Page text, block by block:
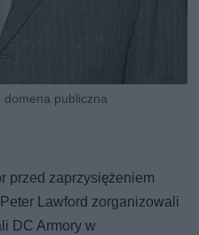
domena publiczna
przed zaprzysiężeniem
Lawford zorganizowali
DC Armory w